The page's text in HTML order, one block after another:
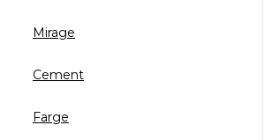
Mirage
Cement
Farge